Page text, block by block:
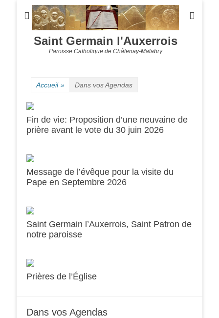
Saint Germain l'Auxerrois
Paroisse Catholique de Châtenay-Malabry
Accueil » Dans vos Agendas
Fin de vie: Proposition d’une neuvaine de
prière avant le vote du 30 juin 2026
Message de l’évêque pour la visite du
Pape en Septembre 2026
Saint Germain l’Auxerrois, Saint Patron de
notre paroisse
Prières de l’Église
Dans vos Agendas
0h00
1h00
2h00
3h00